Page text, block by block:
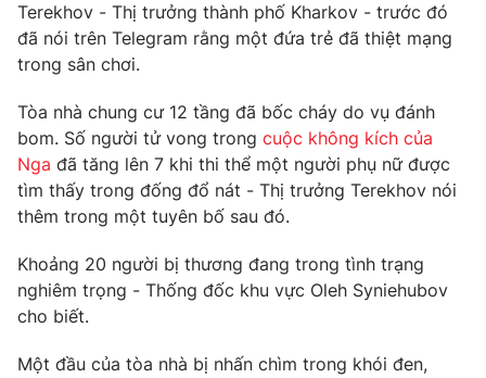
Phim VTV
Hậu trường
Nhân vật
Khán giả
Giải sao mai
Giải trí
Âm nhạc
Sao
Đời sống
Du lịch
Làm đẹp
Chất lượng cuộc sống
Giáo dục
Tuyển sinh
Học trực tuyến
Công nghệ
Hitech Công nghệ tương lai
Sản phẩm
Thị trường
Giao lưu trực tuyến
Lịch phát sóng
Terekhov - Thị trưởng thành phố Kharkov - trước đó
đã nói trên Telegram rằng một đứa trẻ đã thiệt mạng
trong sân chơi.
Tòa nhà chung cư 12 tầng đã bốc cháy do vụ đánh
bom. Số người tử vong trong cuộc không kích của
Nga đã tăng lên 7 khi thi thể một người phụ nữ được
tìm thấy trong đống đổ nát - Thị trưởng Terekhov nói
thêm trong một tuyên bố sau đó.
Khoảng 20 người bị thương đang trong tình trạng
nghiêm trọng - Thống đốc khu vực Oleh Syniehubov
cho biết.
Một đầu của tòa nhà bị nhấn chìm trong khói đen,